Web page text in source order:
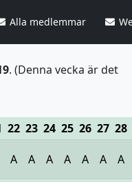
Alla medlemmar
. (Denna vecka är det
22 23 24 25 26 27 28
A A A A A A A